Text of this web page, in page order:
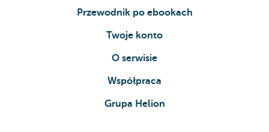
Przewodnik po ebookach
Twoje konto
O serwisie
Współpraca
Grupa Helion